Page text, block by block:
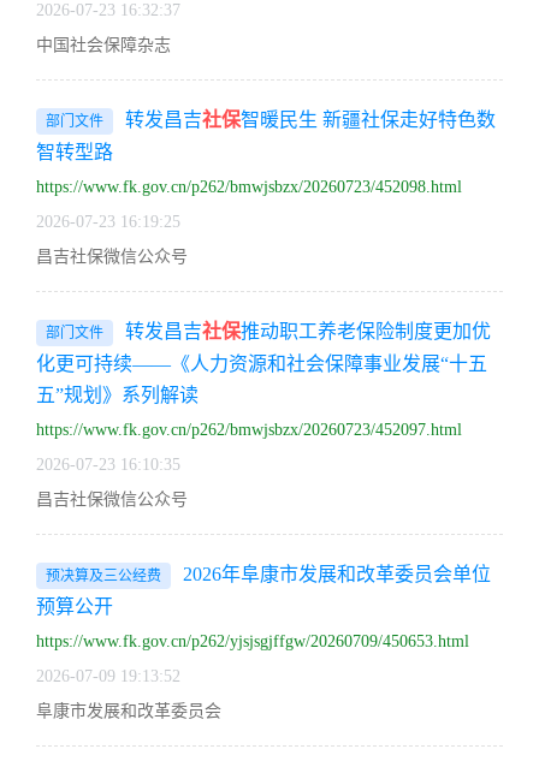
2026-07-23 16:32:37
中国社会保障杂志
部门文件 转发昌吉社保智暖民生 新疆社保走好特色数
智转型路
https://www.fk.gov.cn/p262/bmwjsbzx/20260723/452098.html
2026-07-23 16:19:25
昌吉社保微信公众号
部门文件 转发昌吉社保推动职工养老保险制度更加优
化更可持续——《人力资源和社会保障事业发展“十五
五”规划》系列解读
https://www.fk.gov.cn/p262/bmwjsbzx/20260723/452097.html
2026-07-23 16:10:35
昌吉社保微信公众号
预决算及三公经费
2026年阜康市发展和改革委员会单位
预算公开
https://www.fk.gov.cn/p262/yjsjsgjffgw/20260709/450653.html
2026-07-09 19:13:52
阜康市发展和改革委员会